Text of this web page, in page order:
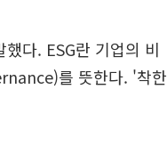
다. ESG란 기업의 비
를 뜻한다. '착한